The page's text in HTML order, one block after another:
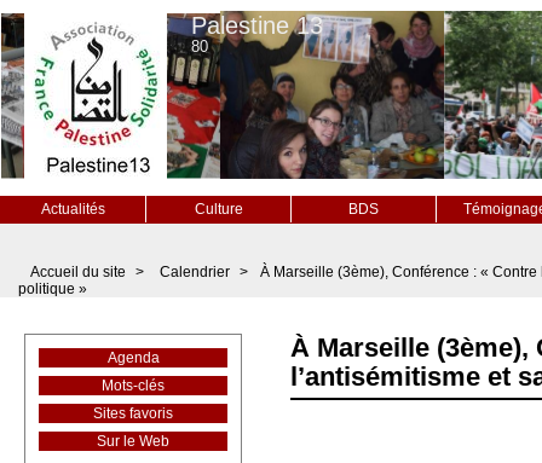
Palestine 13
80
Actualités Culture BDS
Accueil du site > Calendrier >
À Marseille (3ème), Conférence : «
politique »
À Marseille (3ème),
l’antisémitisme et
Agenda
Mots-clés
Sites favoris
Sur le Web